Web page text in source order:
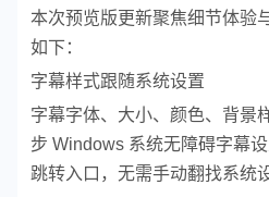
本次预览版更新聚焦细节体验
如下：
字幕样式跟随系统设置
字幕字体、大小、颜色、背景
步 Windows 系统无障碍字幕
跳转入口，无需手动翻找系统